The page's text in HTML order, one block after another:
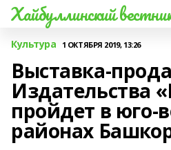
Хайбуллинский
Культура 1 ОКТЯБРЯ 2019, 13:26
Выставка-
Издательства
пройдет в юго-
районах